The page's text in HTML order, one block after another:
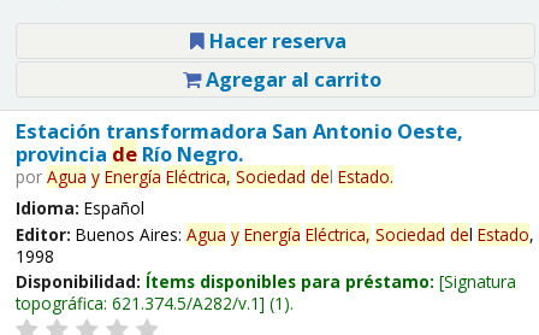
Hacer reserva
Agregar al carrito
Estación transformadora San Antonio Oeste,
provincia deRío Negro.
por Agua y Energía Eléctrica, Sociedad del Estado.
Idioma: Español
Editor: Buenos Aires: Agua y Energía Eléctrica, Sociedad del Estado,
1998
Disponibilidad: Ítems disponibles para préstamo: Signatura
topográfica: 621.374.5/A282/v.1 (1).